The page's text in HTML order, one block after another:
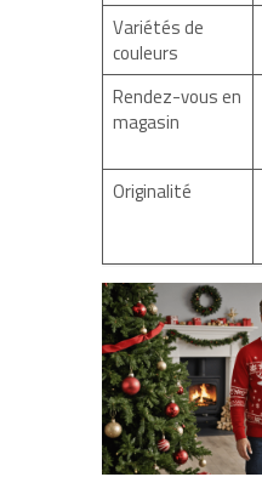
Variétés de
couleurs
Rendez-vous en
magasin
Originalité